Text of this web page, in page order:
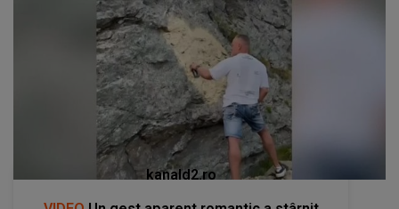
kanald2.ro